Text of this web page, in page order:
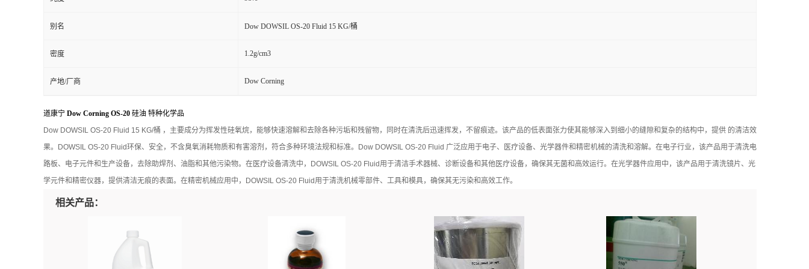
别名 Dow DOWSIL OS-20 Fluid 15 KG/桶
密度 1.2g/cm3
产地/厂商 Dow Corning
道康宁 Dow Corning OS-20 硅油 特种化学品
Dow DOWSIL OS-20 Fluid 15 KG/桶 ，主要成分为挥发性硅氧烷，能够快速溶解和去除各种污垢和残留物，同时在清洗后迅速挥发，不留痕迹。该产品的低表面张力使其能够深入到细小的缝隙和复杂的结构中，提供 的清洁效
果。DOWSIL OS-20 Fluid环保、安全，不含臭氧消耗物质和有害溶剂，符合多种环境法规和标准。Dow DOWSIL OS-20 Fluid 广泛应用于电子、医疗设备、光学器件和精密机械的清洗和溶解。在电子行业，该产品用于清洗电
路板、电子元件和生产设备，去除助焊剂、油脂和其他污染物。在医疗设备清洗中，DOWSIL OS-20 Fluid用于清洁手术器械、诊断设备和其他医疗设备，确保其无菌和高效运行。在光学器件应用中，该产品用于清洗镜片、光
学元件和精密仪器，提供清洁无痕的表面。在精密机械应用中，DOWSIL OS-20 Fluid用于清洗机械零部件、工具和模具，确保其无污染和高效工作。
相关产品：